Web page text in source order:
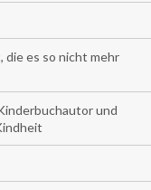
die es so nicht mehr
und